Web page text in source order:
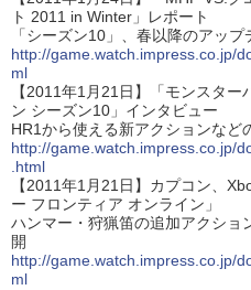
ト 2011 in Winter」レポート
「シーズン10」、春以降のアッ
http://game.watch.impress.co.jp/
ml
【2011年1月21日】「モンスタ
ン シーズン10」インタビュー
HR1から使える新アクションなど
http://game.watch.impress.co.jp/
.html
【2011年1月21日】カプコン、
ー フロンティア オンライン」
ハンマー・狩猟笛の追加アクショ
開
http://game.watch.impress.co.jp/
ml